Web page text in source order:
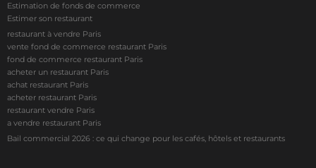
Estimation de fonds de commerce
Estimer son restaurant
restaurant à vendre Paris
vente fond de commerce restaurant Paris
fond de commerce restaurant Paris
acheter un restaurant Paris
achat restaurant Paris
acheter restaurant Paris
restaurant vendre Paris
a vendre restaurant Paris
Bail commercial 2026 : ce qui change pour les cafés, hôtels et restaurants